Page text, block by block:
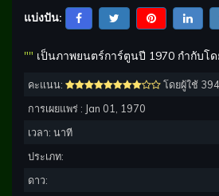
แบ่งปัน:
"" เป็นภาพยนตร์การ์ตูนปี 1970 กำกับโ
คะแนน:
โดยผู้ใช้
การเผยแพร่ : Jan 01, 1970
เวลา: นาที
ประเภท:
ดาว: